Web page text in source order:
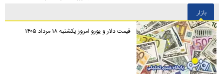
ها
بازار
قیمت دلار و یورو امروز یکشنبه ۱۸ مرداد ۱۴۰۵